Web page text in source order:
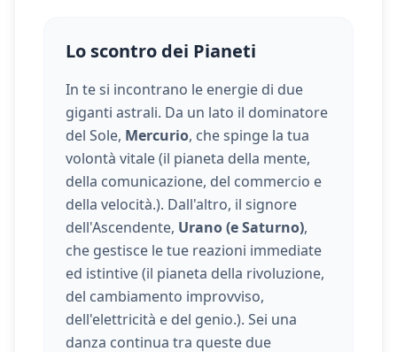
Lo scontro dei Pianeti
In te si incontrano le energie di due
giganti astrali. Da un lato il dominatore
del Sole, Mercurio, che spinge la tua
volontà vitale (il pianeta della mente,
della comunicazione, del commercio e
della velocità.). Dall'altro, il signore
dell'Ascendente, Urano (e Saturno),
che gestisce le tue reazioni immediate
ed istintive (il pianeta della rivoluzione,
del cambiamento improvviso,
dell'elettricità e del genio.). Sei una
danza continua tra queste due